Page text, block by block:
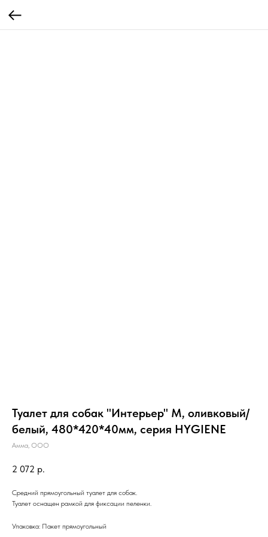
Туалет для собак "Интерьер" M, оливковый/
белый, 480*420*40мм, серия HYGIENE
Амма, ООО
2 072 р.
Средний прямоугольный туалет для собак.
Туалет оснащен рамкой для фиксации пеленки.
Упаковка: Пакет прямоугольный